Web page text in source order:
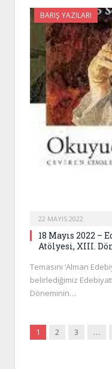
BARIŞ YAZILARI
22 MAYIS 2022
18 Mayıs 2022 –
Atölyesi, XIII.
Temasını ‘Alman
belirlediğimiz
Döneminin…
1 2 3 …